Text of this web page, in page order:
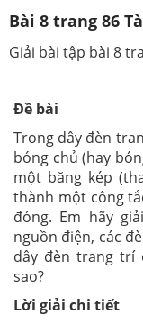
Bài 8 trang 86
Giải bài tập bài 8
Đề bài
Trong dây đèn
bóng chủ (hay
một băng kép
thành một công
đóng. Em hãy
nguồn điện, các
dây đèn trang trí
sao?
Lời giải chi tiết